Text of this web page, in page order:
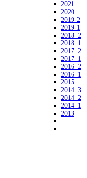
2021
2020
2019-2
2019-1
2018_2
2018_1
2017_2
2017_1
2016_2
2016_1
2015
2014_3
2014_2
2014_1
2013